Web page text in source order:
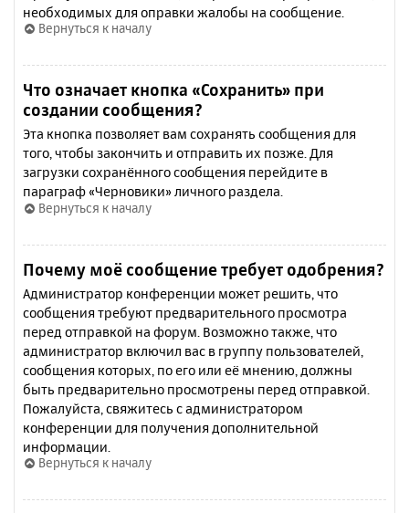
необходимых для оправки жалобы на сообщение.
Вернуться к началу
Что означает кнопка «Сохранить» при
создании сообщения?
Эта кнопка позволяет вам сохранять сообщения для
того, чтобы закончить и отправить их позже. Для
загрузки сохранённого сообщения перейдите в
параграф «Черновики» личного раздела.
Вернуться к началу
Почему моё сообщение требует одобрения?
Администратор конференции может решить, что
сообщения требуют предварительного просмотра
перед отправкой на форум. Возможно также, что
администратор включил вас в группу пользователей,
сообщения которых, по его или её мнению, должны
быть предварительно просмотрены перед отправкой.
Пожалуйста, свяжитесь с администратором
конференции для получения дополнительной
информации.
Вернуться к началу